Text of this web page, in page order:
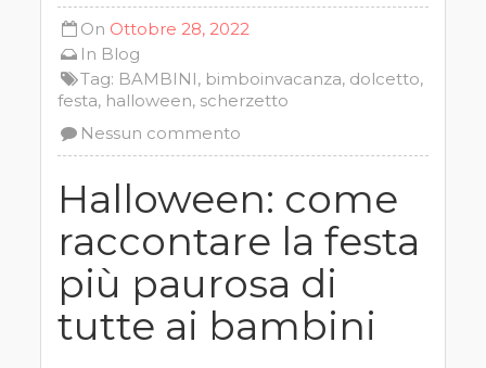
On Ottobre 28, 2022
In Blog
Tag: BAMBINI, bimboinvacanza, dolcetto,
festa, halloween, scherzetto
Nessun commento
Halloween: come
raccontare la festa
più paurosa di
tutte ai bambini